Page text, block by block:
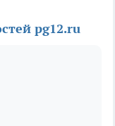
pg12.ru